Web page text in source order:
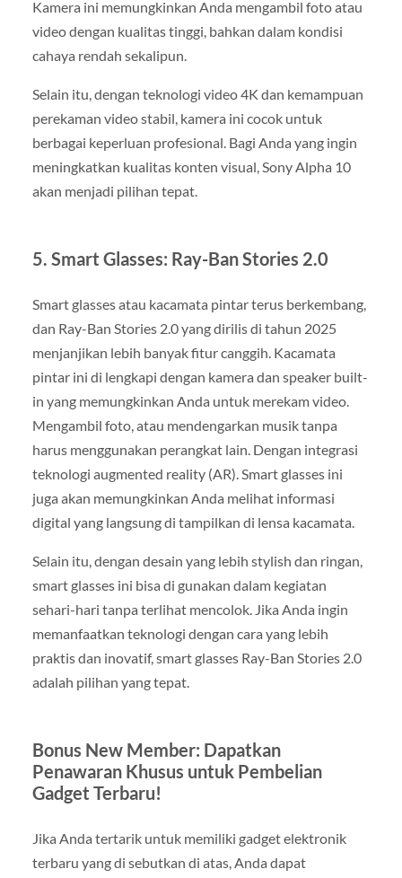
Kamera ini memungkinkan Anda mengambil foto atau
video dengan kualitas tinggi, bahkan dalam kondisi
cahaya rendah sekalipun.
Selain itu, dengan teknologi video 4K dan kemampuan
perekaman video stabil, kamera ini cocok untuk
berbagai keperluan profesional. Bagi Anda yang ingin
meningkatkan kualitas konten visual, Sony Alpha 10
akan menjadi pilihan tepat.
5. Smart Glasses: Ray-Ban Stories 2.0
Smart glasses atau kacamata pintar terus berkembang,
dan Ray-Ban Stories 2.0 yang dirilis di tahun 2025
menjanjikan lebih banyak fitur canggih. Kacamata
pintar ini di lengkapi dengan kamera dan speaker built-
in yang memungkinkan Anda untuk merekam video.
Mengambil foto, atau mendengarkan musik tanpa
harus menggunakan perangkat lain. Dengan integrasi
teknologi augmented reality (AR). Smart glasses ini
juga akan memungkinkan Anda melihat informasi
digital yang langsung di tampilkan di lensa kacamata.
Selain itu, dengan desain yang lebih stylish dan ringan,
smart glasses ini bisa di gunakan dalam kegiatan
sehari-hari tanpa terlihat mencolok. Jika Anda ingin
memanfaatkan teknologi dengan cara yang lebih
praktis dan inovatif, smart glasses Ray-Ban Stories 2.0
adalah pilihan yang tepat.
Bonus New Member: Dapatkan
Penawaran Khusus untuk Pembelian
Gadget Terbaru!
Jika Anda tertarik untuk memiliki gadget elektronik
terbaru yang di sebutkan di atas, Anda dapat